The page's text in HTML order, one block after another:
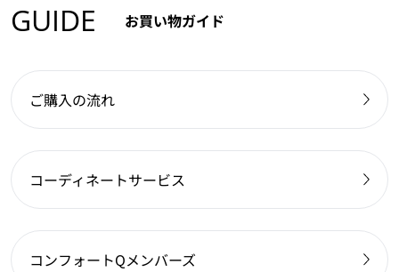
GUIDE お買い物ガイド
ご購入の流れ
コーディネートサービス
コンフォートQメンバーズ